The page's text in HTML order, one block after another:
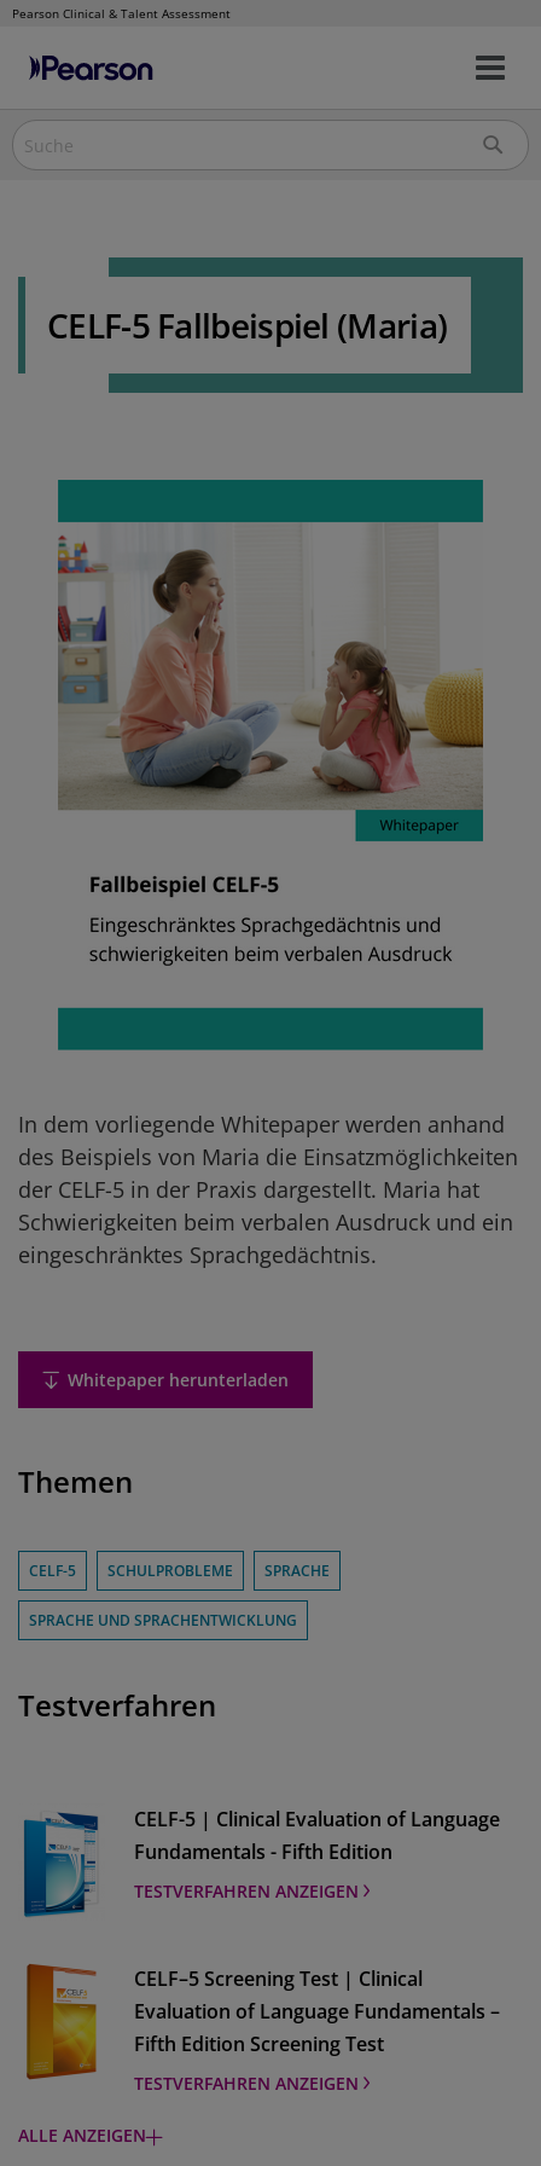
Pearson Clinical & Talent Assessment
Direkt
Inhalt
CELF-5 Fallbeispiel (Maria)
In dem vorliegende Whitepaper werden anhand
des Beispiels von Maria die Einsatzmöglichkeiten
der CELF-5 in der Praxis dargestellt. Maria hat
Schwierigkeiten beim verbalen Ausdruck und ein
eingeschränktes Sprachgedächtnis.
Whitepaper herunterladen
Themen
CELF-5 SCHULPROBLEME SPRACHE
SPRACHE UND SPRACHENTWICKLUNG
Testverfahren
CELF-5 | Clinical Evaluation of Language
Fundamentals - Fifth Edition
TESTVERFAHREN ANZEIGEN
CELF–5 Screening Test | Clinical
Evaluation of Language Fundamentals –
Fifth Edition Screening Test
TESTVERFAHREN ANZEIGEN
Vineland-3 | Vineland Adaptive Behavior
ALLE ANZEIGEN